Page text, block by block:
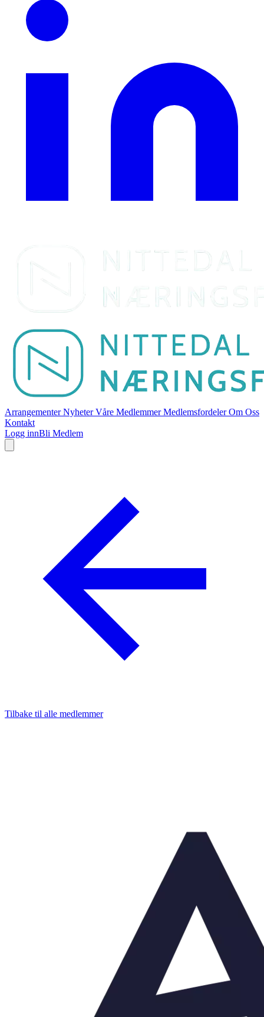
ArrangementerNyheterVåre MedlemmerMedlemsfordelerOm Oss
Kontakt
Logg innBli Medlem
Tilbake til alle medlemmer